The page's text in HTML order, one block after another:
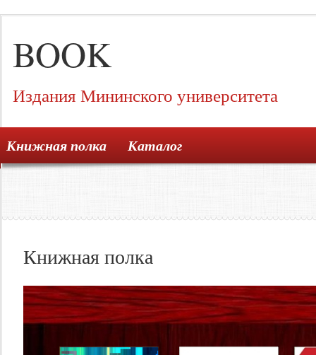
BOOK
Издания Мининского университета
Книжная полка Каталог
Книжная полка